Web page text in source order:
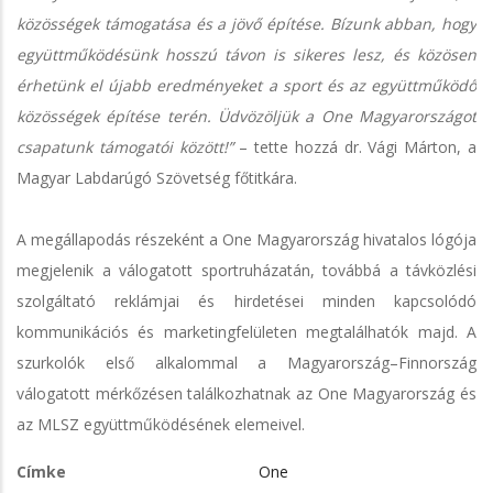
közösségek támogatása és a jövő építése. Bízunk abban, hogy
együttműködésünk hosszú távon is sikeres lesz, és közösen
érhetünk el újabb eredményeket a sport és az együttműködő
közösségek építése terén. Üdvözöljük a One Magyarországot
csapatunk támogatói között!”– tette hozzá dr. Vági Márton, a
Magyar Labdarúgó Szövetség főtitkára.
A megállapodás részeként a One Magyarország hivatalos lógója
megjelenik a válogatott sportruházatán, továbbá a távközlési
szolgáltató reklámjai és hirdetései minden kapcsolódó
kommunikációs és marketingfelületen megtalálhatók majd. A
szurkolók első alkalommal a Magyarország–Finnország
válogatott mérkőzésen találkozhatnak az One Magyarország és
az MLSZ együttműködésének elemeivel.
Címke One